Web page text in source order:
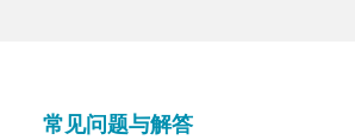
常见问题与解答